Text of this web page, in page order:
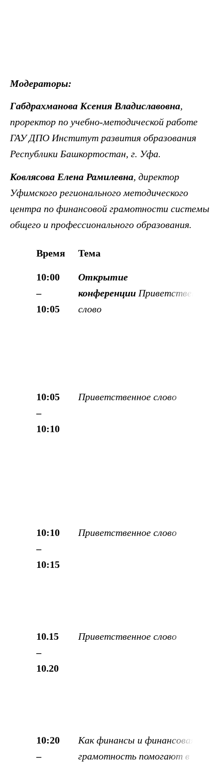
Модераторы:
Габдрахманова Ксения Владиславовна,
проректор по учебно-методической работе
ГАУ ДПО Институт развития образования
Республики Башкортостан, г. Уфа.
Ковлясова Елена Рамилевна, директор
Уфимского регионального методического
центра по финансовой грамотности системы
общего и профессионального образования.
Время Тема
10:00
–
10:05
Открытие
конференции Приветственное
слово
10:05
–
10:10
Приветственное слово
10:10
–
10:15
Приветственное слово
10.15
–
10.20
Приветственное слово
10:20
–
Как финансы и финансовая
грамотность помогают в